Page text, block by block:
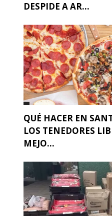
DESPIDE A AR...
QUÉ HACER EN
LOS TENEDORES
MEJO...